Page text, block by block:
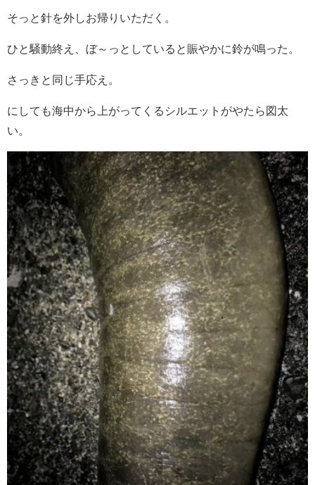
そっと針を外しお帰りいただく。
ひと騒動終え、ぼ～っとしていると賑やかに鈴が鳴った。
さっきと同じ手応え。
にしても海中から上がってくるシルエットがやたら図太
い。